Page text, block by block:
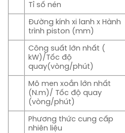
Tỉ số nén
Đường kính xi lanh x Hành
trình piston (mm)
Công suất lớn nhất (
kW)/Tốc độ
quay(vòng/phút)
Mô men xoắn lớn nhất
(N.m)/ Tốc độ quay
(vòng/phút)
Phương thức cung cấp
nhiên liệu